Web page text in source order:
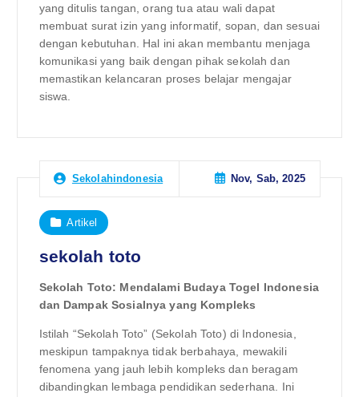
yang ditulis tangan, orang tua atau wali dapat
membuat surat izin yang informatif, sopan, dan sesuai
dengan kebutuhan. Hal ini akan membantu menjaga
komunikasi yang baik dengan pihak sekolah dan
memastikan kelancaran proses belajar mengajar
siswa.
Sekolahindonesia Nov, Sab, 2025
Artikel
sekolah toto
Sekolah Toto: Mendalami Budaya Togel Indonesia
dan Dampak Sosialnya yang Kompleks
Istilah “Sekolah Toto” (Sekolah Toto) di Indonesia,
meskipun tampaknya tidak berbahaya, mewakili
fenomena yang jauh lebih kompleks dan beragam
dibandingkan lembaga pendidikan sederhana. Ini